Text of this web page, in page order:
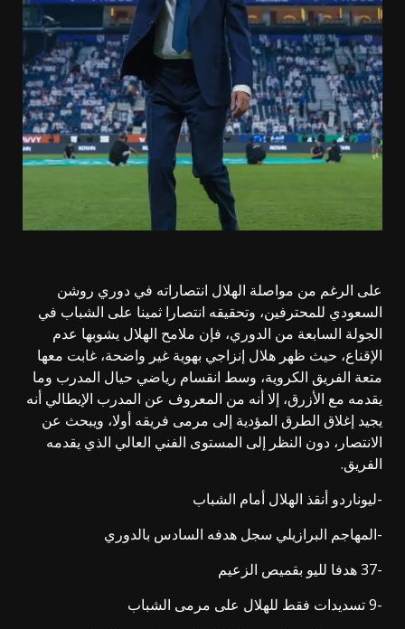
على الرغم من مواصلة الهلال انتصاراته في دوري روشن
السعودي للمحترفين، وتحقيقه انتصارا ثمينا على الشباب في
الجولة السابعة من الدوري، فإن ملامح الهلال يشوبها عدم
الإقناع، حيث ظهر هلال إنزاجي بهوية غير واضحة، غابت معها
متعة الفريق الكروية، وسط انقسام رياضي حيال المدرب وما
يقدمه مع الأزرق، إلا أنه من المعروف عن المدرب الإيطالي أنه
يجيد إغلاق الطرق المؤدية إلى مرمى فريقه أولا، ويبحث عن
الانتصار، دون النظر إلى المستوى الفني العالي الذي يقدمه
الفريق.
-ليوناردو أنقذ الهلال أمام الشباب
-المهاجم البرازيلي سجل هدفه السادس بالدوري
-37 هدفا لليو بقميص الزعيم
-9 تسديدات فقط للهلال على مرمى الشباب